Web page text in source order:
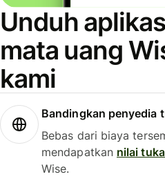
Unduh
mata uang
kami
Bandingkan penyedia
Bebas dari biaya
mendapatkan nilai
Wise.